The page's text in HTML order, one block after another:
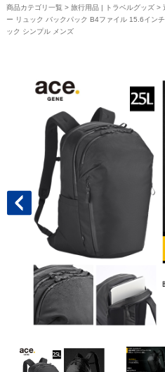
商品カテゴリ一覧 > 旅行用品 | トラベルグッズ>
ー リュック バックパック B4ファイル 15.6イン
ック シンプル メンズ